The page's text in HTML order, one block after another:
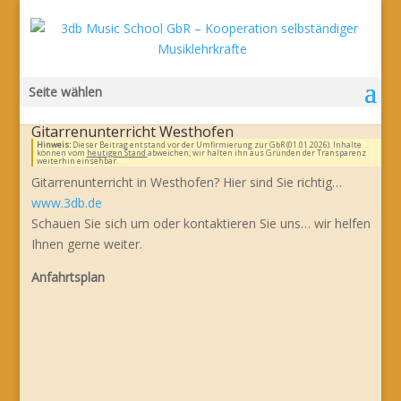
Seite wählen
Gitarrenunterricht Westhofen
Hinweis:Dieser Beitrag entstand vor der Umfirmierung zur GbR (01.01.2026). Inhalte
können vom heutigen Stand abweichen; wir halten ihn aus Gründen der Transparenz
weiterhin einsehbar.
Gitarrenunterricht in Westhofen? Hier sind Sie richtig…
www.3db.de
Schauen Sie sich um oder kontaktieren Sie uns… wir helfen
Ihnen gerne weiter.
Anfahrtsplan